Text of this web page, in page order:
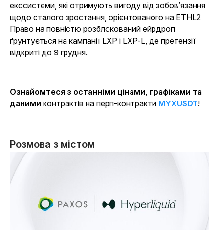
екосистеми, які отримують вигоду від зобов’язання
щодо сталого зростання, орієнтованого на ETHL2
Право на повністю розблокований ейрдроп
ґрунтується на кампанії LXP і LXP-L, де претензії
відкриті до 9 грудня.
Ознайомтеся з останніми цінами, графіками та
даними контрактів на перп-контракти MYXUSDT!
Розмова з містом